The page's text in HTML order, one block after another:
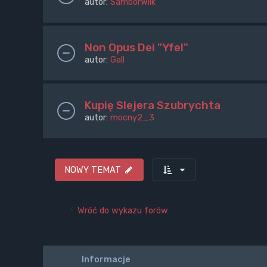
Non Opus Dei "Yfel"
autor: Gall
Kupię Slejera Szubrychta
autor: mocny2_3
NOWY TEMAT
Wróć do wykazu forów
Informacje